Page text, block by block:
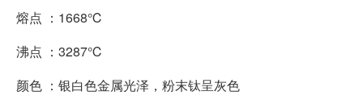
熔点 ：1668℃
沸点 ：3287℃
颜色 ：银白色金属光泽，粉末钛呈灰色